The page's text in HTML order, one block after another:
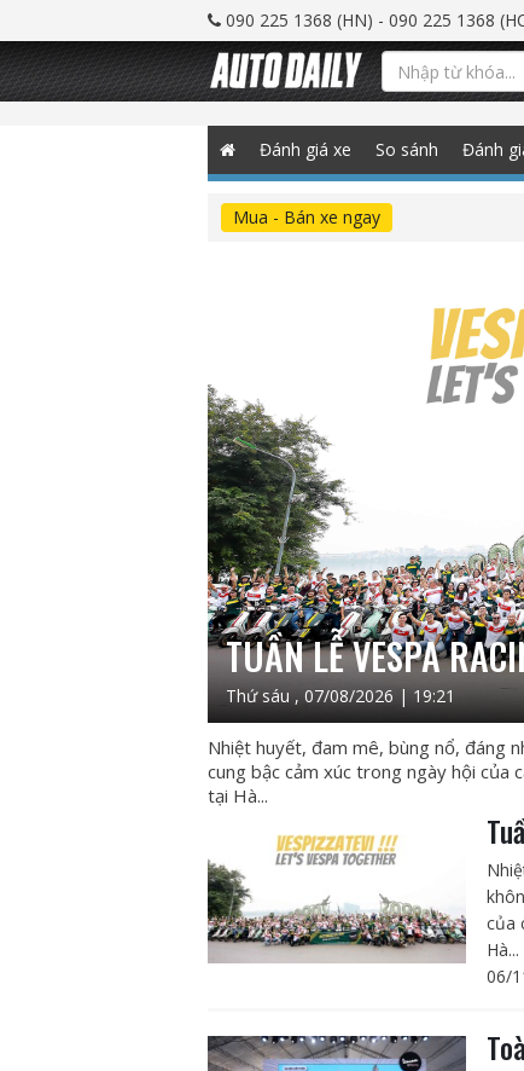
090 225 1368 (HN) - 090 225 1368
Đánh giá xe So sánh Đánh
Mua - Bán xe ngay
TUẦN LỄ VESPA
Thứ sáu , 07/08/2026 | 19:21
Nhiệt huyết, đam mê, bùng nổ, đáng
cung bậc cảm xúc trong ngày hội của
tại Hà...
của
Hà...
06/